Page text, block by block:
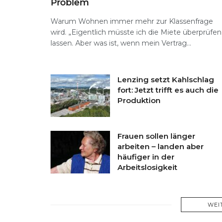
Problem
Warum Wohnen immer mehr zur Klassenfrage
wird. „Eigentlich müsste ich die Miete überprüfen
lassen. Aber was ist, wenn mein Vertrag...
Lenzing setzt Kahlschlag
fort: Jetzt trifft es auch die
Produktion
Frauen sollen länger
arbeiten – landen aber
häufiger in der
Arbeitslosigkeit